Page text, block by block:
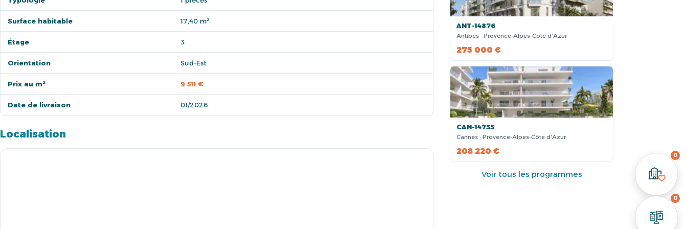
Surface habitable 17,40 m²
Étage 3
Orientation Sud-Est
Prix au m² 9 511 €
Date de livraison 01/2026
Localisation
ANT-14876
Antibes · Provence-Alpes-Côte d'Azur
275 000 €
CAN-14755
Cannes · Provence-Alpes-Côte d'Azur
208 220 €
Voir tous les programmes
0
0